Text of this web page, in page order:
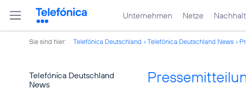
Unternehmen Netze
Sie sind hier: Telefónica Deutschland Telefónica Deutschland News
Telefónica Deutschland
News